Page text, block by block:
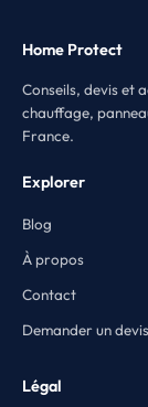
Home Protect
Conseils, devis et
chauffage,
France.
Explorer
Blog
À propos
Contact
Demander un devis
Légal